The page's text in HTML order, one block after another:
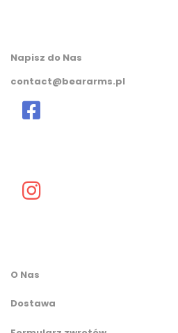
Napisz do Nas
contact@beararms.pl
O Nas
Dostawa